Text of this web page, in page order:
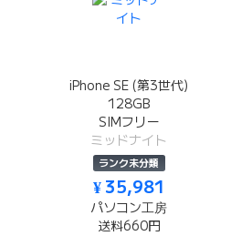
iPhone SE (第3世代)
128GB
SIMフリー
ミッドナイト
ランク未分類
¥ 35,981
パソコン工房
送料660円